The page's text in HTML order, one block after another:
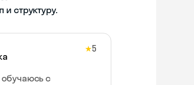
структуру.
★5
с